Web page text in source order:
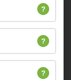
?
?
?